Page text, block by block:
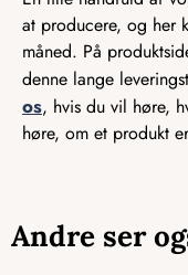
at producere, og her
måned. På
denne lange
os, hvis du vil høre,
høre, om et produkt
Andre ser